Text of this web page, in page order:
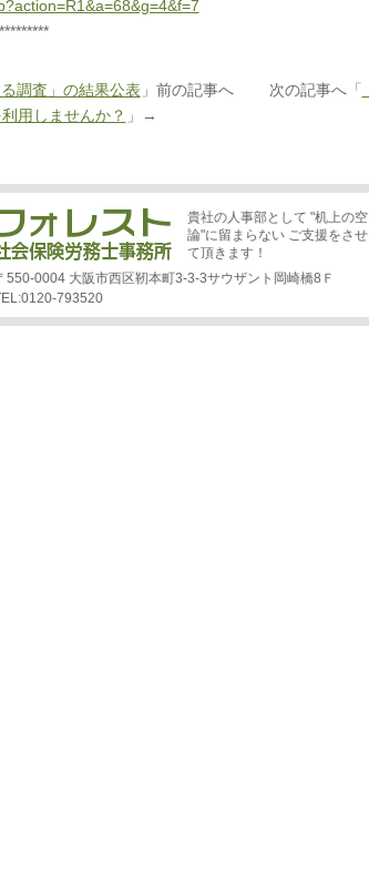
調査」の結果公表 」前の記事へ 次の記事へ「
用しませんか？ 」→
貴社の人事部として "机上の空
論"に留まらない ご支援をさせ
て頂きます！
550-0004 大阪市西区靭本町3-3-3サウザント岡崎橋8Ｆ
793520